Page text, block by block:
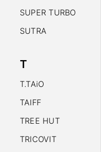
SUPER TURBO
SUTRA
T
T.TAiO
TAIFF
TREE HUT
TRICOVIT